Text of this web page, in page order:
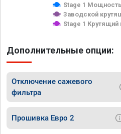
Stage 1
Заводской
Stage 1
Дополнительные опции:
Отключение сажевого
фильтра
Прошивка Евро 2